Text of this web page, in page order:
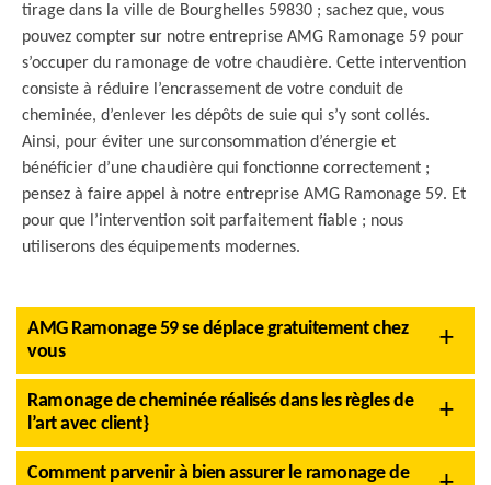
tirage dans la ville de Bourghelles 59830 ; sachez que, vous
pouvez compter sur notre entreprise AMG Ramonage 59 pour
s’occuper du ramonage de votre chaudière. Cette intervention
consiste à réduire l’encrassement de votre conduit de
cheminée, d’enlever les dépôts de suie qui s’y sont collés.
Ainsi, pour éviter une surconsommation d’énergie et
bénéficier d’une chaudière qui fonctionne correctement ;
pensez à faire appel à notre entreprise AMG Ramonage 59. Et
pour que l’intervention soit parfaitement fiable ; nous
utiliserons des équipements modernes.
AMG Ramonage 59 se déplace gratuitement chez
vous
Ramonage de cheminée réalisés dans les règles de
l’art avec client}
Comment parvenir à bien assurer le ramonage de